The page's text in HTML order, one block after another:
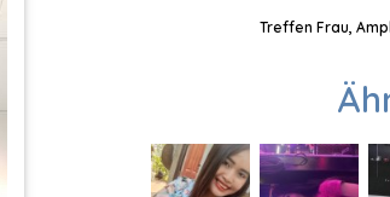
Treffen Frau,